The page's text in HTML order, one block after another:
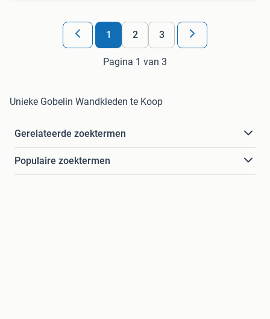
1 2 3
Pagina 1 van 3
Unieke Gobelin Wandkleden te Koop
Gerelateerde zoektermen
Populaire zoektermen